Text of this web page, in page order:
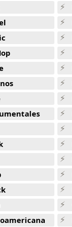
None The Richer -
Train -
90s Pop
-
-
90s Pop
Oil -
90s Pop Rock
A Lover -
90s
Do -
90s Pop
Pop Rock
-
90s Pop Rock
-90s Pop Rock